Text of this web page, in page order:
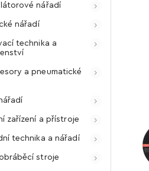
nářadí
nářadí
technika a
a pneumatické
zařízení a přístroje
technika a nářadí
stroje